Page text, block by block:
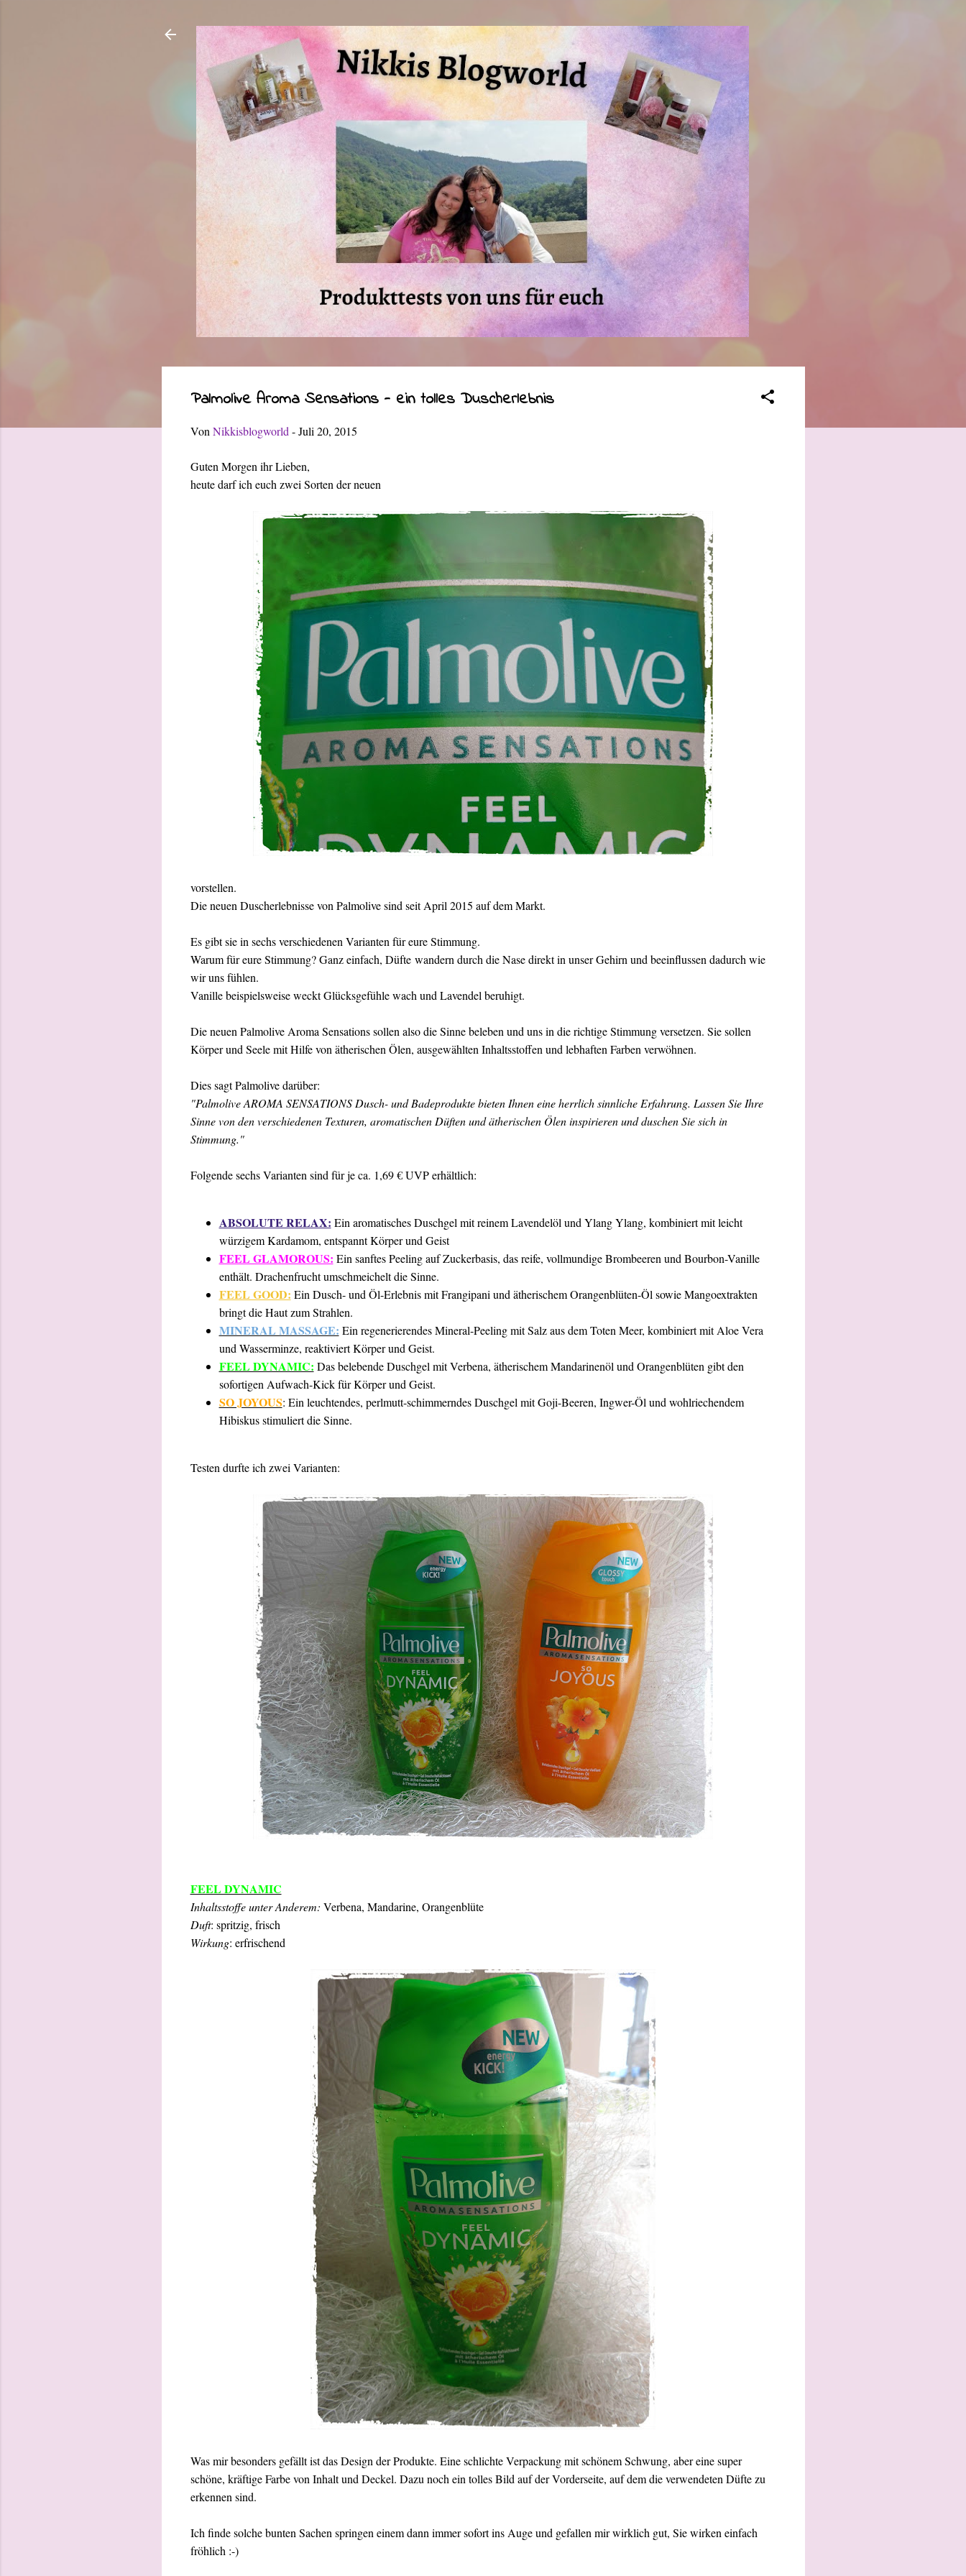
Palmolive Aroma Sensations - ein tolles Duscherlebnis
Von Nikkisblogworld -Juli 20, 2015
Guten Morgen ihr Lieben,
heute darf ich euch zwei Sorten der neuen
vorstellen.
Die neuen Duscherlebnisse von Palmolive sind seit April 2015 auf dem Markt.
Es gibt sie in sechs verschiedenen Varianten für eure Stimmung.
Warum für eure Stimmung? Ganz einfach, Düfte wandern durch die Nase direkt in unser Gehirn und beeinflussen dadurch wie
wir uns fühlen.
Vanille beispielsweise weckt Glücksgefühle wach und Lavendel beruhigt.
Die neuen Palmolive Aroma Sensations sollen also die Sinne beleben und uns in die richtige Stimmung versetzen. Sie sollen
Körper und Seele mit Hilfe von ätherischen Ölen, ausgewählten Inhaltsstoffen und lebhaften Farben verwöhnen.
Dies sagt Palmolive darüber:
"Palmolive AROMA SENSATIONS Dusch- und Badeprodukte bieten Ihnen eine herrlich sinnliche Erfahrung. Lassen Sie Ihre
Sinne von den verschiedenen Texturen, aromatischen Düften und ätherischen Ölen inspirieren und duschen Sie sich in
Stimmung."
Folgende sechs Varianten sind für je ca. 1,69 € UVP erhältlich:
ABSOLUTE RELAX: Ein aromatisches Duschgel mit reinem Lavendelöl und Ylang Ylang, kombiniert mit leicht
würzigem Kardamom, entspannt Körper und Geist
FEEL GLAMOROUS: Ein sanftes Peeling auf Zuckerbasis, das reife, vollmundige Brombeeren und Bourbon-Vanille
enthält. Drachenfrucht umschmeichelt die Sinne.
FEEL GOOD: Ein Dusch- und Öl-Erlebnis mit Frangipani und ätherischem Orangenblüten-Öl sowie Mangoextrakten
bringt die Haut zum Strahlen.
MINERAL MASSAGE: Ein regenerierendes Mineral-Peeling mit Salz aus dem Toten Meer, kombiniert mit Aloe Vera
und Wasserminze, reaktiviert Körper und Geist.
FEEL DYNAMIC: Das belebende Duschgel mit Verbena, ätherischem Mandarinenöl und Orangenblüten gibt den
sofortigen Aufwach-Kick für Körper und Geist.
SO JOYOUS: Ein leuchtendes, perlmutt-schimmerndes Duschgel mit Goji-Beeren, Ingwer-Öl und wohlriechendem
Hibiskus stimuliert die Sinne.
Testen durfte ich zwei Varianten:
FEEL DYNAMIC
Inhaltsstoffe unter Anderem: Verbena, Mandarine, Orangenblüte
Duft: spritzig, frisch
Wirkung: erfrischend
Was mir besonders gefällt ist das Design der Produkte. Eine schlichte Verpackung mit schönem Schwung, aber eine super
schöne, kräftige Farbe von Inhalt und Deckel. Dazu noch ein tolles Bild auf der Vorderseite, auf dem die verwendeten Düfte zu
erkennen sind.
Ich finde solche bunten Sachen springen einem dann immer sofort ins Auge und gefallen mir wirklich gut, Sie wirken einfach
fröhlich :-)